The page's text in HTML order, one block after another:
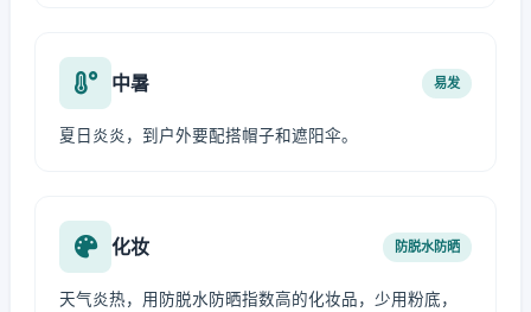
中暑 易发
夏日炎炎，到户外要配搭帽子和遮阳伞。
化妆 防脱水防晒
天气炎热，用防脱水防晒指数高的化妆品，少用粉底，